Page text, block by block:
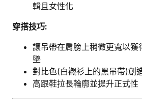
輯且女性化
穿搭技巧:
讓吊帶在肩膀上稍微更寬以獲
墜
對比色(白襯衫上的黑吊帶)創
高跟鞋拉長輪廓並提升正式性